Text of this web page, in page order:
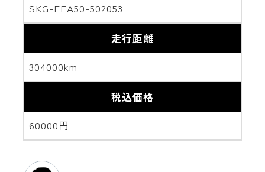
SKG-FEA50-502053
走行距離
304000km
税込価格
60000円